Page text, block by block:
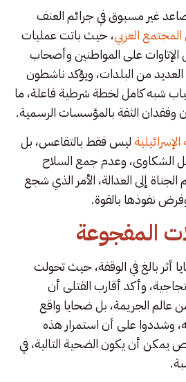
غير مسبوق في جرائم العنف
العربي، حيث باتت عمليات
الإتاوات على المواطنين وأصحاب
من البلدات، ويؤكد ناشطون
شبه كامل لخطة شرطية فاعلة، ما
وفقدان الثقة بالمؤسسات الرسمية.
ليس فقط بالتقاعس، بل
الشكاوى، وعدم جمع السلاح
إلى العدالة، الأمر الذي شجع
نفوذها بالقوة.
المفجوعة
أثر بالغ في الوقفة، حيث تحولت
وأكد أقارب القتلى أن
عالم الجريمة، بل ضحايا واقع
وشددوا على أن استمرار هذه
يمكن أن يكون الضحية التالية، في